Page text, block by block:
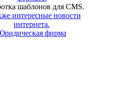
шаблонов для CMS.
интересные новости
интернета.
фирма